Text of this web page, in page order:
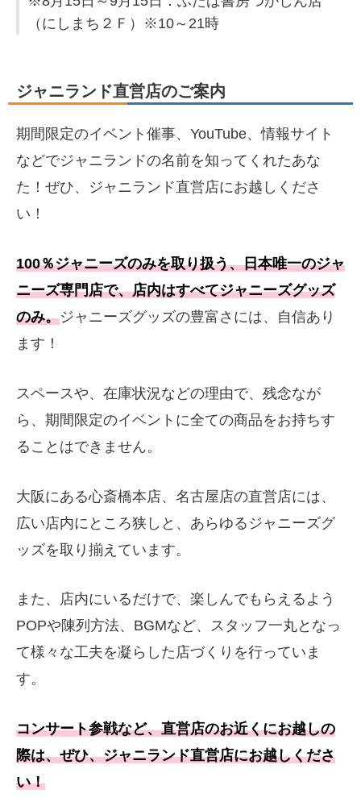
（にしまち２Ｆ）※10～21時
ジャニランド直営店のご案内
期間限定のイベント催事、YouTube、情報サイト
などでジャニランドの名前を知ってくれたあな
た！ぜひ、ジャニランド直営店にお越しくださ
い！
100％ジャニーズのみを取り扱う、日本唯一のジャ
ニーズ専門店で、店内はすべてジャニーズグッズ
のみ。ジャニーズグッズの豊富さには、自信あり
ます！
スペースや、在庫状況などの理由で、残念なが
ら、期間限定のイベントに全ての商品をお持ちす
ることはできません。
大阪にある心斎橋本店、名古屋店の直営店には、
広い店内にところ狭しと、あらゆるジャニーズグ
ッズを取り揃えています。
また、店内にいるだけで、楽しんでもらえるよう
POPや陳列方法、BGMなど、スタッフ一丸となっ
て様々な工夫を凝らした店づくりを行っていま
す。
コンサート参戦など、直営店のお近くにお越しの
際は、ぜひ、ジャニランド直営店にお越しくださ
い！